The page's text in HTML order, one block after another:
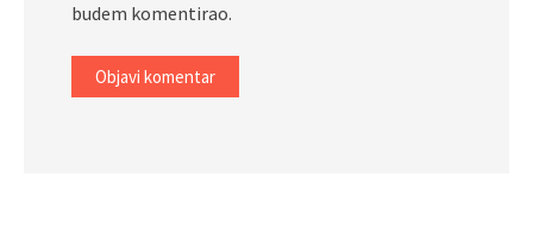
budem komentirao.